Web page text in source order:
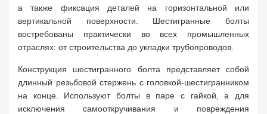
а также фиксация деталей на горизонтальной или
вертикальной поверхности. Шестигранные болты
востребованы практически во всех промышленных
отраслях: от строительства до укладки трубопроводов.
Конструкция шестигранного болта представляет собой
длинный резьбовой стержень с головкой-шестигранником
на конце. Используют болты в паре с гайкой, а для
исключения самооткручивания и повреждения